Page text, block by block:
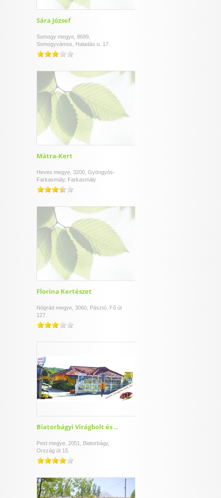
Sára József
Somogy megye, 8699,
Somogyvámos, Haladás u. 17.
Mátra-Kert
Heves megye, 3200, Gyöngyös-
Farkasmály, Farkasmály
Florina Kertészet
Nógrád megye, 3060, Pásztó, Fő út
127.
Biatorbágyi Virágbolt és ..
Pest megye, 2051, Biatorbágy,
Ország út 15.